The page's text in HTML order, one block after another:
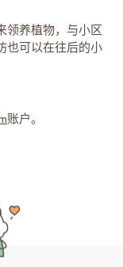
领养植物，与小区
也可以在往后的小
账户。